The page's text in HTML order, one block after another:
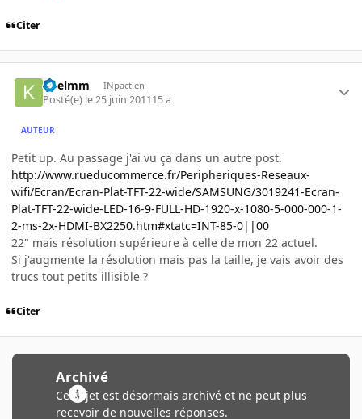
Citer
Koelmm INpactien
Posté(e) le 25 juin 201115 a
AUTEUR
Petit up. Au passage j'ai vu ça dans un autre post.
http://www.rueducommerce.fr/Peripheriques-Reseaux-
wifi/Ecran/Ecran-Plat-TFT-22-wide/SAMSUNG/3019241-Ecran-
Plat-TFT-22-wide-LED-16-9-FULL-HD-1920-x-1080-5-000-000-1-
2-ms-2x-HDMI-BX2250.htm#xtatc=INT-85-0||00
22" mais résolution supérieure à celle de mon 22 actuel.
Si j'augmente la résolution mais pas la taille, je vais avoir des
trucs tout petits illisible ?
Citer
Archivé
Ce sujet est désormais archivé et ne peut plus
recevoir de nouvelles réponses.